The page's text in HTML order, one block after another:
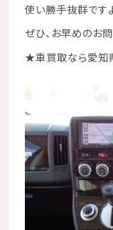
使い勝手抜群で
ぜひ、お早めのお
★車買取なら愛知